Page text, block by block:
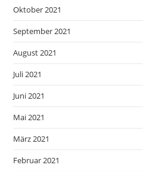
Oktober 2021
September 2021
August 2021
Juli 2021
Juni 2021
Mai 2021
März 2021
Februar 2021